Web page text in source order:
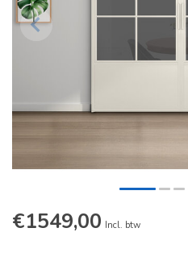
€1549,00 Incl. btw